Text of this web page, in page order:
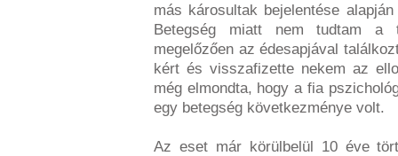
más károsultak bejelentése
Betegség miatt nem tudtam a
megelőzően az édesapjával
kért és visszafizette nekem az
még elmondta, hogy a fia
egy betegség következménye volt.
Az eset már körülbelül 10 éve